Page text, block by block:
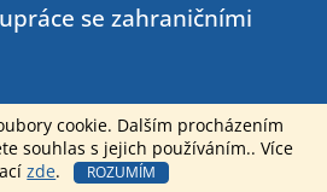
cookie. Dalším procházením
souhlas s jejich používáním.. Více
zde. ROZUMÍM
se zahraničními
do 2 dnů od objednání
nejlepší B2B ceny na